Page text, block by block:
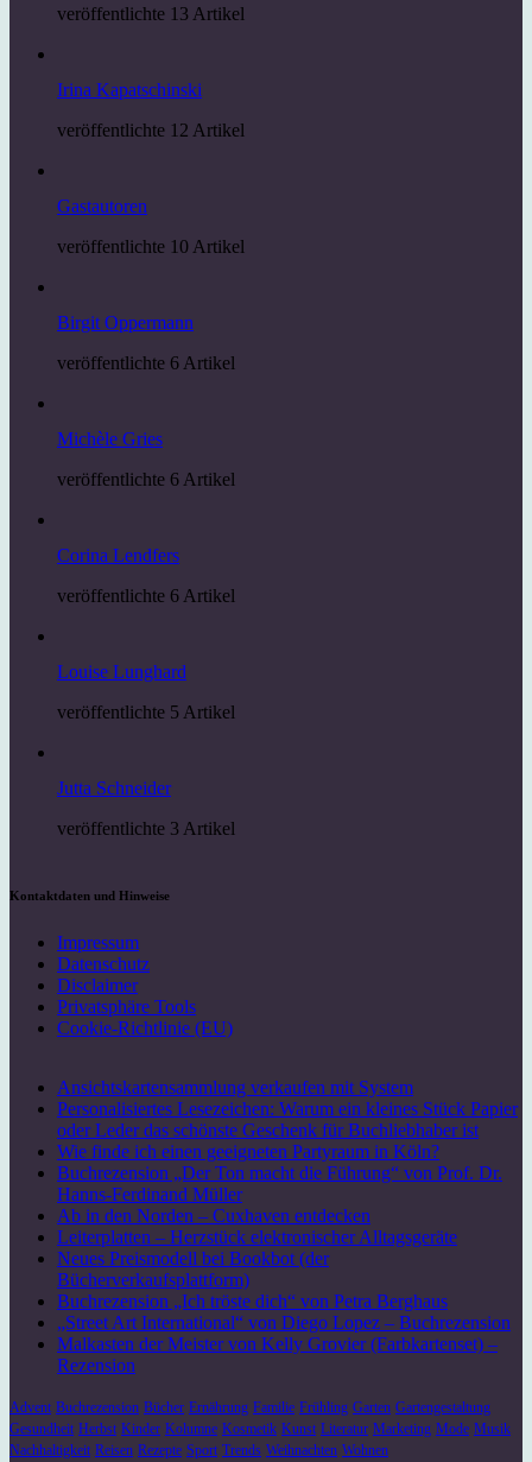
veröffentlichte 13 Artikel
Irina Kapatschinski
veröffentlichte 12 Artikel
Gastautoren
veröffentlichte 10 Artikel
Birgit Oppermann
veröffentlichte 6 Artikel
Michèle Gries
veröffentlichte 6 Artikel
Corina Lendfers
veröffentlichte 6 Artikel
Louise Lunghard
veröffentlichte 5 Artikel
Jutta Schneider
veröffentlichte 3 Artikel
Kontaktdaten und Hinweise
Impressum
Datenschutz
Disclaimer
Privatsphäre Tools
Cookie-Richtlinie (EU)
Ansichtskartensammlung verkaufen mit System
Personalisiertes Lesezeichen: Warum ein kleines Stück Papier
oder Leder das schönste Geschenk für Buchliebhaber ist
Wie finde ich einen geeigneten Partyraum in Köln?
Buchrezension „Der Ton macht die Führung“ von Prof. Dr.
Hanns-Ferdinand Müller
Ab in den Norden – Cuxhaven entdecken
Leiterplatten – Herzstück elektronischer Alltagsgeräte
Neues Preismodell bei Bookbot (der
Bücherverkaufsplattform)
Buchrezension „Ich tröste dich“ von Petra Berghaus
„Street Art International“ von Diego Lopez – Buchrezension
Malkasten der Meister von Kelly Grovier (Farbkartenset) –
Rezension
Advent Buchrezension Bücher Ernährung Familie Frühling Garten Gartengestaltung
Gesundheit Herbst Kinder Kolumne Kosmetik Kunst Literatur Marketing Mode Musik
Nachhaltigkeit Reisen Rezepte Sport Trends Weihnachten Wohnen